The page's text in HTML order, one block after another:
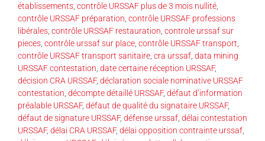
établissements contrôle URSSAF plus de 3 mois nullité
contrôle URSSAF préparation contrôle URSSAF professions
libérales contrôle URSSAF restauration controle urssaf sur
pieces contrôle urssaf sur place contrôle URSSAF transport
contrôle URSSAF transport sanitaire cra urssaf data mining
URSSAF contestation date certaine réception URSSAF,
décision CRA URSSAF, déclaration sociale nominative URSSAF
contestation décompte détaillé URSSAF, défaut d’information
préalable URSSAF, défaut de qualité du signataire URSSAF,
défaut de signature URSSAF, défense urssaf délai contestation
URSSAF, délai CRA URSSAF, délai opposition contrainte urssaf